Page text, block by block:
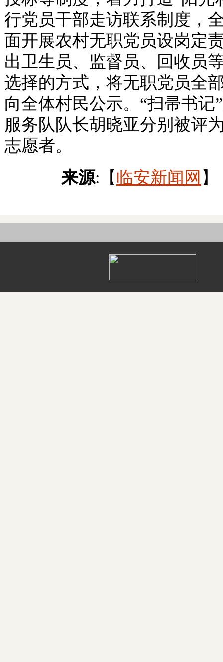
行党员干部走访联系制度，
面开展农村无职党员设岗定
出卫生员、监督员、回收员
选择的方式，将无职党员全
向全体村民公示。“扫帚书记
服务队队长胡晓亚分别被评
志愿者。
来源:【 临安新闻网